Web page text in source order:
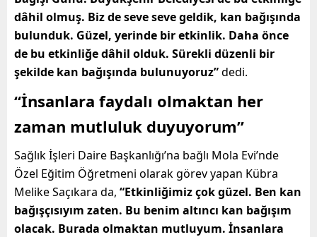
dâhil olmuş. Biz de seve seve geldik, kan bağışında
bulunduk. Güzel, yerinde bir etkinlik. Daha önce
de bu etkinliğe dâhil olduk. Sürekli düzenli bir
şekilde kan bağışında bulunuyoruz”dedi.
“İnsanlara faydalı olmaktan her
zaman mutluluk duyuyorum”
Sağlık İşleri Daire Başkanlığı’na bağlı Mola Evi’nde
Özel Eğitim Öğretmeni olarak görev yapan Kübra
Melike Saçıkara da, “Etkinliğimiz çok güzel. Ben kan
bağışçısıyım zaten. Bu benim altıncı kan bağışım
olacak. Burada olmaktan mutluyum. İnsanlara